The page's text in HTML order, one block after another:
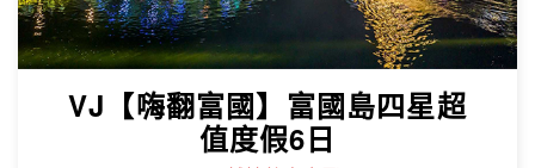
VJ【嗨翻富國】富國島四星超
值度假6日